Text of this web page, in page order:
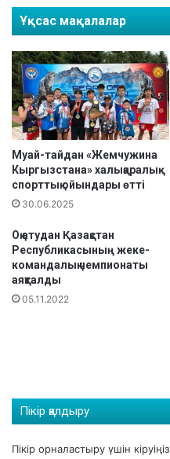
іо
а
ж
ү
л
д
е
г
е
р
Ұқсас мақалалар
Муай-тайдан «Жемчужина
Кыргызстана» халықаралық
спорттық ойындары өтті
30.06.2025
Оқ атудан Қазақстан
Республикасының жеке-
командалық чемпионаты
аяқталды
05.11.2022
Пікір қалдыру
Пікір орналастыру үшін кіруіңіз